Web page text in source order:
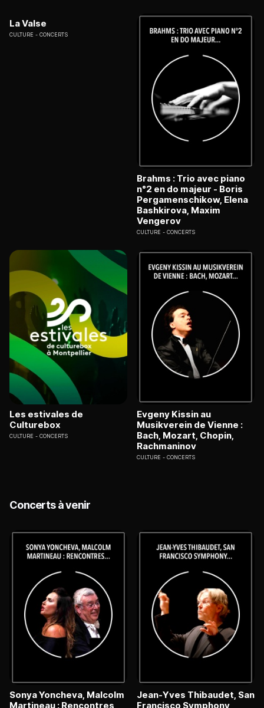
La Valse
CULTURE CONCERTS
Brahms : Trio avec piano
n°2 en do majeur - Boris
Pergamenschikow, Elena
Bashkirova, Maxim
Vengerov
CULTURE CONCERTS
Les estivales de
Culturebox
CULTURE CONCERTS
Evgeny Kissin au
Musikverein de Vienne :
Bach, Mozart, Chopin,
Rachmaninov
CULTURE CONCERTS
Concerts à venir
Sonya Yoncheva, Malcolm
Martineau : Rencontres
Jean-Yves Thibaudet, San
Francisco Symphony